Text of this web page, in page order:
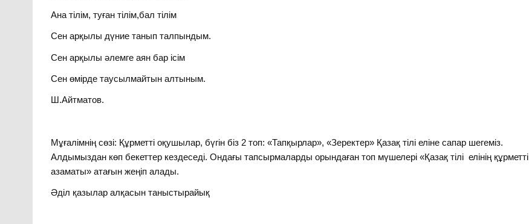
Ана тілім, туған тілім,бал тілім
Сен арқылы дүние танып талпындым.
Сен арқылы әлемге аян бар ісім
Сен өмірде таусылмайтын алтыным.
Ш.Айтматов.
Мұғалімнің сөзі: Құрметті оқушылар, бүгін біз 2 топ: «Тапқырлар», «Зеректер» Қазақ тілі еліне сапар шегеміз.
Алдымыздан көп бекеттер кездеседі. Ондағы тапсырмаларды орындаған топ мүшелері «Қазақ тілі елінің құрметті
азаматы» атағын жеңіп алады.
Әділ қазылар алқасын таныстырайық